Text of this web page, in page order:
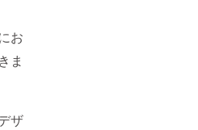
お
ま
ザ